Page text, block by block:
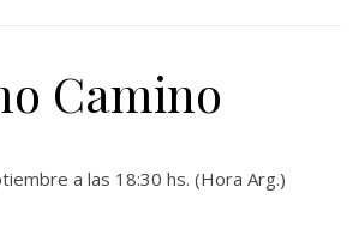
Camino
a las 18:30 hs. (Hora Arg.)